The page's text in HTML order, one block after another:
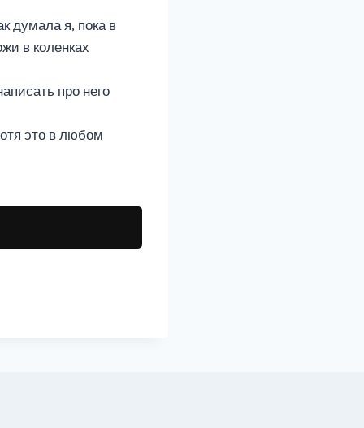
думала я, пока в
в коленках
про него
это в любом